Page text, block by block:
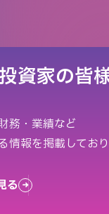
資家の皆
務・業績など
情報を掲載しており
る